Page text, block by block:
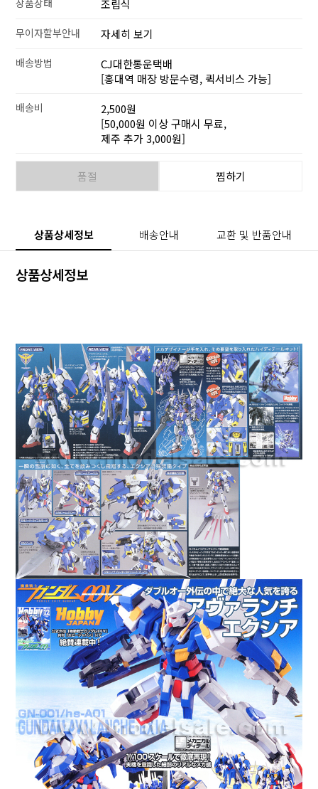
상품상태 조립식
무이자할부안내 자세히 보기
배송방법
CJ대한통운택배
[홍대역 매장 방문수령, 퀵서비스 가능]
배송비
2,500원
[50,000원 이상 구매시 무료,
제주 추가 3,000원]
품절 찜하기
상품상세정보 배송안내 교환 및 반품안내
상품상세정보